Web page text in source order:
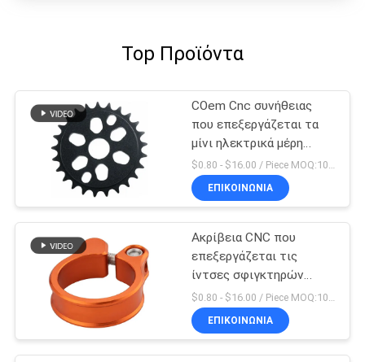
Top Προϊόντα
COem Cnc συνήθειας
που επεξεργάζεται τα
μίνι ηλεκτρικά μέρη
ποδηλάτων ρύπου
μερών στη μηχανή
$0.80 - $16.00 / Piece MOQ:10 κομμάτια
ΕΠΙΚΟΙΝΩΝΊΑ
Ακρίβεια CNC που
επεξεργάζεται τις
ίντσες σφιγκτηρών
Seatpost ποδηλάτων 5
X 4 μερών στη μηχανή
$0.80 - $16.00 / Piece MOQ:10 κομμάτια
ΕΠΙΚΟΙΝΩΝΊΑ